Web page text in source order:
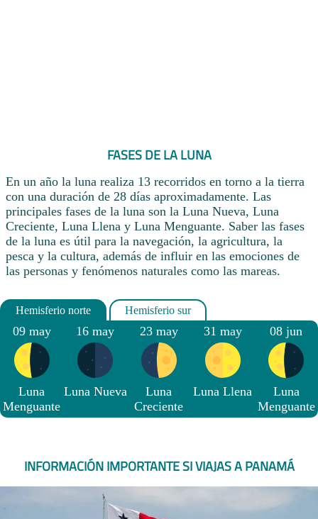
FASES DE LA LUNA
En un año la luna realiza 13 recorridos en torno a la tierra
con una duración de 28 días aproximadamente. Las
principales fases de la luna son la Luna Nueva, Luna
Creciente, Luna Llena y Luna Menguante. Saber las fases
de la luna es útil para la navegación, la agricultura, la
pesca y la cultura, además de influir en las emociones de
las personas y fenómenos naturales como las mareas.
09 may
Luna
Menguante
16 may
Luna Nueva
23 may
Luna
Creciente
31 may
Luna Llena
08 jun
Luna
Menguante
INFORMACIÓN IMPORTANTE SI VIAJAS A PANAMÁ